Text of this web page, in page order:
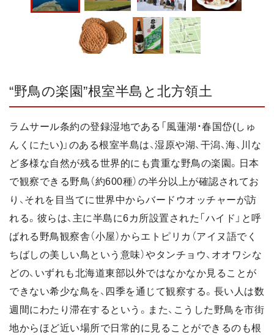
“野鳥の楽園”根室半島と北方領土
ラムサール条約の登録湿地である「風蓮湖・春国岱(しゅ
んくにたい)」のある根室半島は、湿原や湖、干潟、海、川な
ど多様な自然が残る世界的にも貴重な野鳥の楽園。日本
で観察できる野鳥（約600種）の半分以上が確認されてお
り、それを目当てに世界中からバードウオッチャーが訪
れる。彼らは、主に半島に6カ所設置された「ハイド」と呼
ばれる野鳥観察舎（小屋）からエトピリカ（アイヌ語でく
ちばしの美しい鳥という意味）やタンチョウ、オオワシな
どの、いずれも北海道東部以外ではなかなか見ることが
できない希少な鳥を、四季を通じて観察する。長い人は数
週間にわたり滞在するという。また、こうした野鳥を市街
地からほど近い場所で日常的に見ることができるのも根